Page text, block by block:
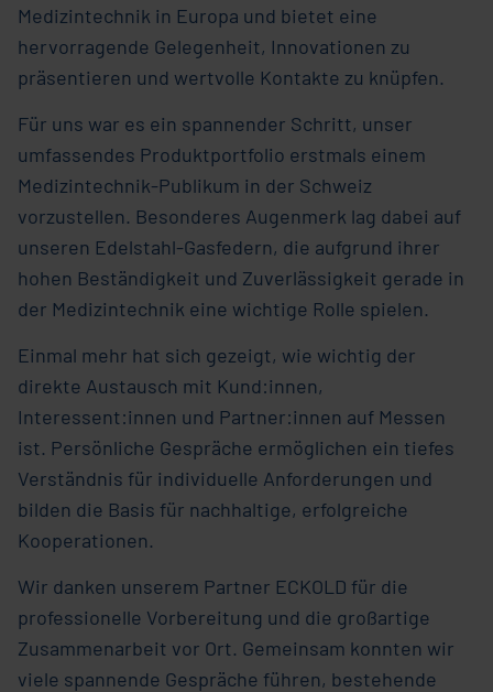
Medizintechnik in Europa und bietet eine
hervorragende Gelegenheit, Innovationen zu
präsentieren und wertvolle Kontakte zu knüpfen.
Für uns war es ein spannender Schritt, unser
umfassendes Produktportfolio erstmals einem
Medizintechnik-Publikum in der Schweiz
vorzustellen. Besonderes Augenmerk lag dabei auf
unseren Edelstahl-Gasfedern, die aufgrund ihrer
hohen Beständigkeit und Zuverlässigkeit gerade in
der Medizintechnik eine wichtige Rolle spielen.
Einmal mehr hat sich gezeigt, wie wichtig der
direkte Austausch mit Kund:innen,
Interessent:innen und Partner:innen auf Messen
ist. Persönliche Gespräche ermöglichen ein tiefes
Verständnis für individuelle Anforderungen und
bilden die Basis für nachhaltige, erfolgreiche
Kooperationen.
Wir danken unserem Partner ECKOLD für die
professionelle Vorbereitung und die großartige
Zusammenarbeit vor Ort. Gemeinsam konnten wir
viele spannende Gespräche führen, bestehende